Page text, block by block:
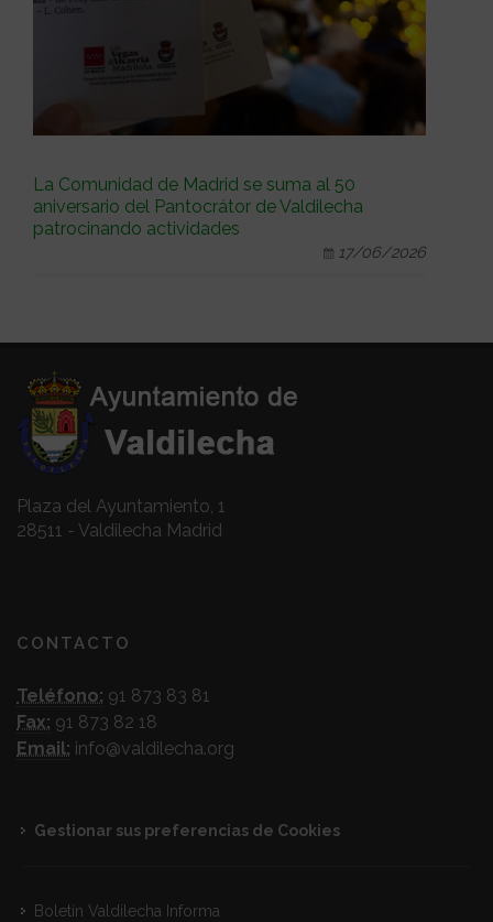
La Comunidad de Madrid se suma al 50
aniversario del Pantocrátor de Valdilecha
patrocinando actividades
17/06/2026
Plaza del Ayuntamiento, 1
28511 - Valdilecha Madrid
CONTACTO
Teléfono: 91 873 83 81
Fax: 91 873 82 18
Email: info@valdilecha.org
Gestionar sus preferencias de Cookies
Boletín Valdilecha Informa